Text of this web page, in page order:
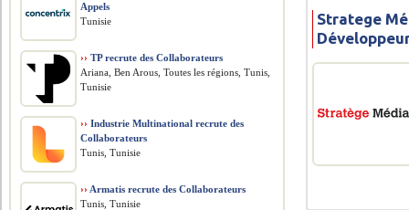
Stratege
Appels
Tunisie
›› TP recrute des Collaborateurs
Ariana, Ben Arous, Toutes les régions, Tunis,
Tunisie
›› Industrie Multinational recrute des
Collaborateurs
Tunis, Tunisie
›› Armatis recrute des Collaborateurs
Tunis, Tunisie